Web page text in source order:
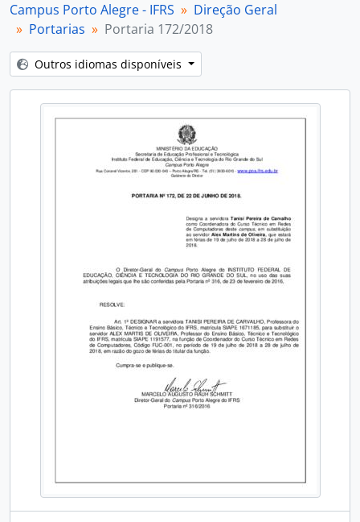
Campus Porto Alegre - IFRS
Direção Geral
Portarias
Portaria 172/2018
Outros idiomas disponíveis